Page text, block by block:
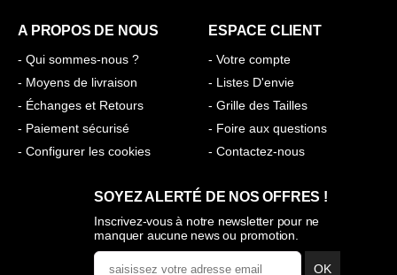
A PROPOS DE NOUS
- Qui sommes-nous ?
- Moyens de livraison
- Échanges et Retours
- Paiement sécurisé
- Configurer les cookies
ESPACE CLIENT
- Votre compte
- Listes D'envie
- Grille des Tailles
- Foire aux questions
- Contactez-nous
SOYEZ ALERTÉ DE NOS OFFRES !
Inscrivez-vous à notre newsletter pour ne
manquer aucune news ou promotion.
OK